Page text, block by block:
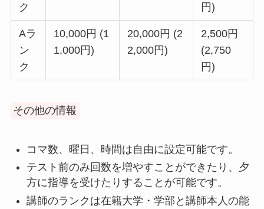
ク
円)
Aラ
ン
ク
10,000円 (1
1,000円)
20,000円 (2
2,000円)
2,500円
(2,750
円)
その他の情報
コマ数、曜日、時間は自由に設定可能です。
テスト前のみ回数を増やすことができたり、夕
方に指導を受けたりすることが可能です。
講師のランクは在籍大学・学部と講師本人の能